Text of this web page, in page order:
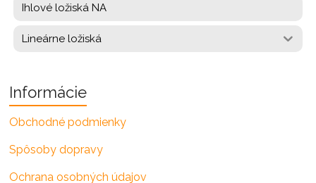
Ihlové ložiská NA
Lineárne ložiská
Informácie
Obchodné podmienky
Spôsoby dopravy
Ochrana osobných údajov